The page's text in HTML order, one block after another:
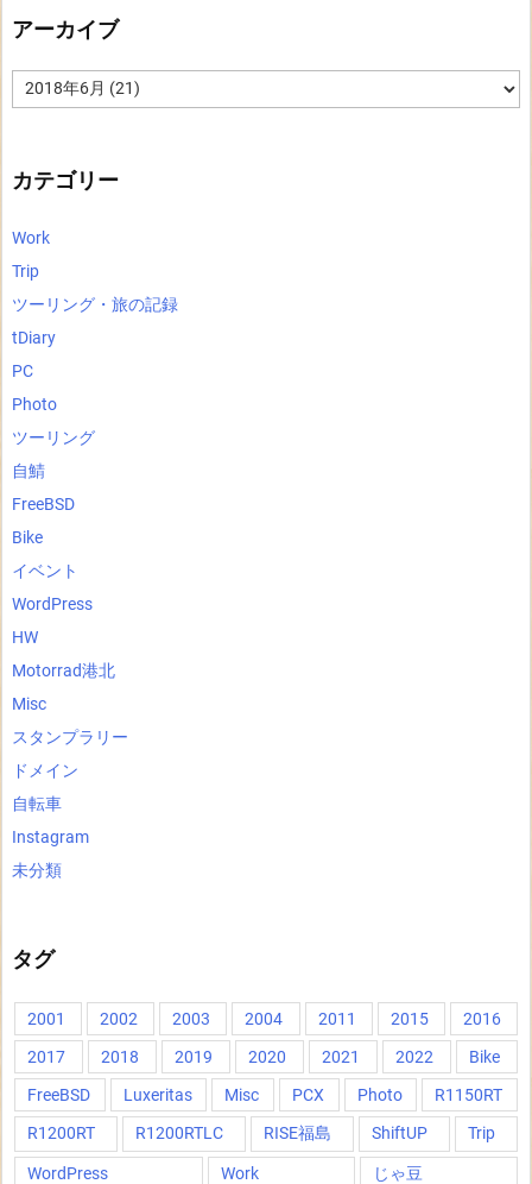
アーカイブ
ア
ー
カテゴリー
Work
Trip
ツーリング・旅の記録
tDiary
PC
Photo
ツーリング
自鯖
FreeBSD
Bike
イベント
WordPress
HW
Motorrad港北
Misc
スタンプラリー
ドメイン
自転車
Instagram
未分類
タグ
2001 2002 2003 2004 2011 2015
2016
2017
2018 2019 2020 2021 2022
Bike
FreeBSD
Luxeritas Misc PCX Photo
R1150RT
R1200RT
R1200RTLC RISE福島 ShiftUP Trip
WordPress Work じゃ豆